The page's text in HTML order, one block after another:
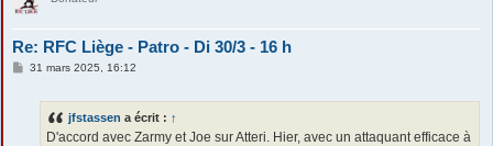
Re: RFC Liège - Patro - Di 30/3 - 16 h
M31 mars 2025, 16:12
jfstassen a écrit : ↑
D'accord avec Zarmy et Joe sur Atteri. Hier, avec un attaquant efficace à